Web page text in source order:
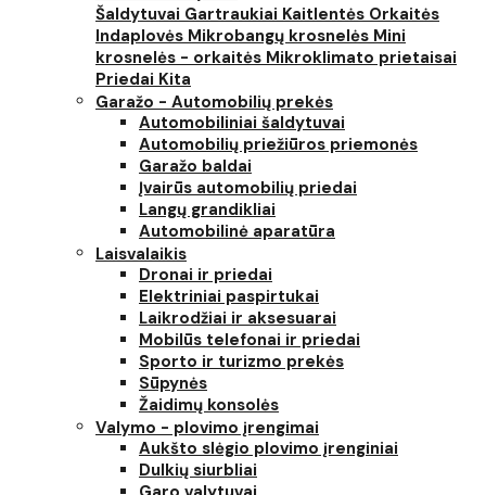
Šaldytuvai Gartraukiai Kaitlentės Orkaitės
Indaplovės Mikrobangų krosnelės Mini
krosnelės - orkaitės Mikroklimato prietaisai
Priedai Kita
Garažo - Automobilių prekės
Automobiliniai šaldytuvai
Automobilių priežiūros priemonės
Garažo baldai
Įvairūs automobilių priedai
Langų grandikliai
Automobilinė aparatūra
Laisvalaikis
Dronai ir priedai
Elektriniai paspirtukai
Laikrodžiai ir aksesuarai
Mobilūs telefonai ir priedai
Sporto ir turizmo prekės
Sūpynės
Žaidimų konsolės
Valymo - plovimo įrengimai
Aukšto slėgio plovimo įrenginiai
Dulkių siurbliai